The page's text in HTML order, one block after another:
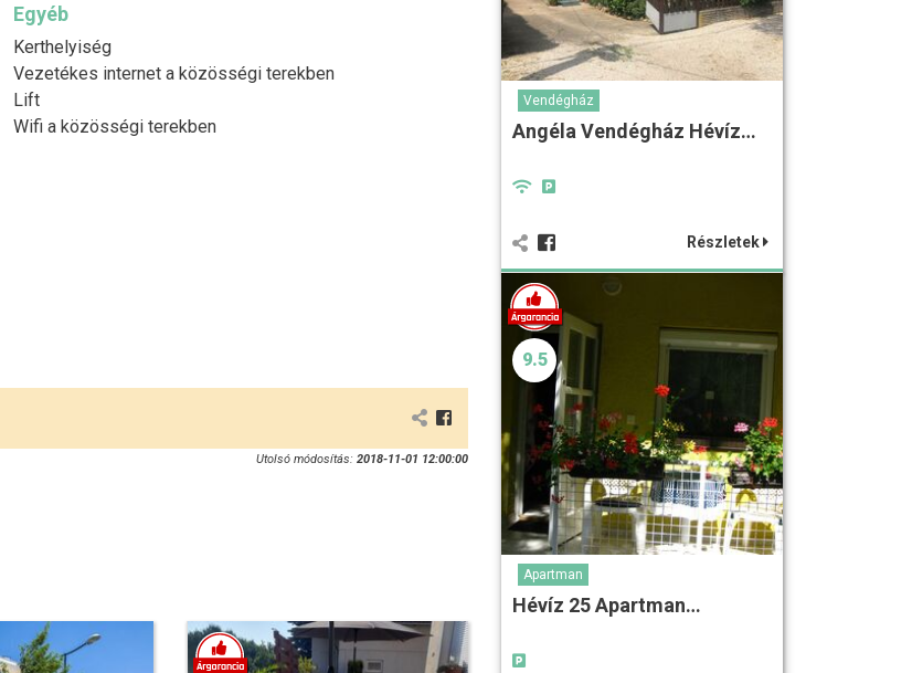
Egyéb
Kerthelyiség
Vezetékes internet a közösségi terekben
Lift
Wifi a közösségi terekben
Utolsó módosítás: 2018-11-01 12:00:00
Vendégház
Angéla Vendégház Hévíz…
Részletek
9.5
Apartman
Hévíz 25 Apartman…